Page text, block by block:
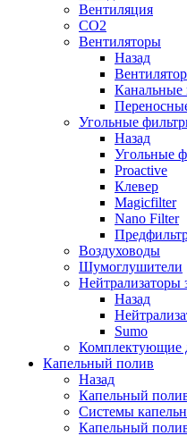
Вентиляция
СО2
Вентиляторы
Назад
Канальные
Угольные
Назад
Угольные
Proactive
Клевер
Magicfilter
Nano Filter
Воздуховоды
Шумоглушители
Нейтрализаторы
Назад
Sumo
Комплектующие
Капельный полив
Назад
Капельный
Системы
Капельный